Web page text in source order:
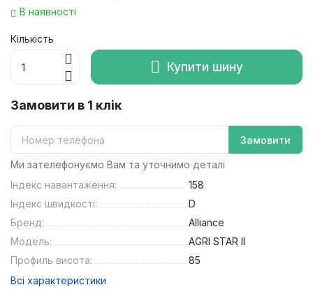
В наявності
Кількість
Купити шину
Замовити в 1 клік
Замовити
Ми зателефонуємо Вам та уточнимо деталі
Індекс навантаження:
158
Індекс швидкості:
D
Бренд:
Alliance
Модель:
AGRI STAR II
Профиль висота:
85
Всі характеристики